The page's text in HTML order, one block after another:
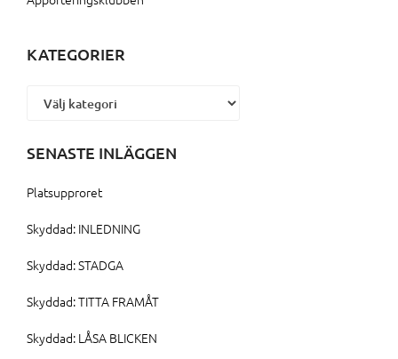
KATEGORIER
Kategorier
SENASTE INLÄGGEN
Platsupproret
Skyddad: INLEDNING
Skyddad: STADGA
Skyddad: TITTA FRAMÅT
Skyddad: LÅSA BLICKEN